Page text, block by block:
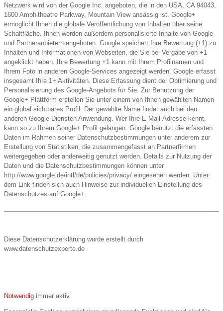
Netzwerk wird von der Google Inc. angeboten, die in den USA, CA 94043,
1600 Amphitheatre Parkway, Mountain View ansässig ist. Google+
ermöglicht Ihnen die globale Veröffentlichung von Inhalten über seine
Schaltfläche. Ihnen werden außerdem personalisierte Inhalte von Google
und Partneranbietern angeboten. Google speichert Ihre Bewertung (+1) zu
Inhalten und Informationen von Webseiten, die Sie bei Vergabe von +1
angeklickt haben. Ihre Bewertung +1 kann mit Ihrem Profilnamen und
Ihrem Foto in anderen Google-Services angezeigt werden. Google erfasst
insgesamt Ihre 1+ Aktivitäten. Diese Erfassung dient der Optimierung und
Personalisierung des Google-Angebots für Sie. Zur Benutzung der
Google+ Plattform erstellen Sie unter einem von Ihnen gewählten Namen
ein global sichtbares Profil. Der gewählte Name findet auch bei den
anderen Google-Diensten Anwendung. Wer Ihre E-Mail-Adresse kennt,
kann so zu Ihrem Google+ Profil gelangen. Google benutzt die erfassten
Daten im Rahmen seiner Datenschutzbestimmungen unter anderem zur
Erstellung von Statistiken, die zusammengefasst an Partnerfirmen
weitergegeben oder anderweitig genutzt werden. Details zur Nutzung der
Daten und die Datenschutzbestimmungen können unter
http://www.google.de/intl/de/policies/privacy/ eingesehen werden. Unter
dem Link finden sich auch Hinweise zur individuellen Einstellung des
Datenschutzes auf Google+.
Diese Datenschutzerklärung wurde erstellt durch
www.datenschutzexperte.de
Notwendig immer aktiv